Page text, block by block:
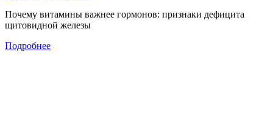
Почему витамины важнее гормонов: признаки дефицита
щитовидной железы
Подробнее